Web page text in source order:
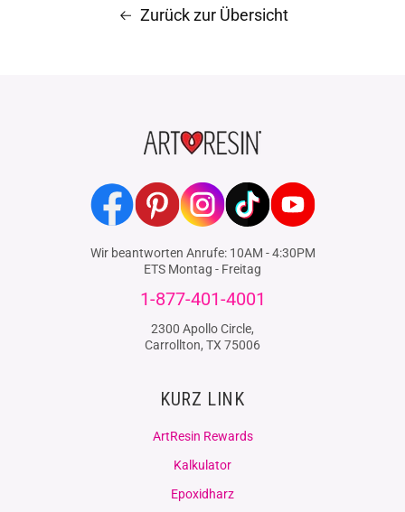
Zurück zur Übersicht
FacebookPinterestInstagramTikTok YouTube
Wir beantworten Anrufe: 10AM - 4:30PM
ETS Montag - Freitag
1-877-401-4001
2300 Apollo Circle,
Carrollton, TX 75006
KURZ LINK
ArtResin Rewards
Kalkulator
Epoxidharz